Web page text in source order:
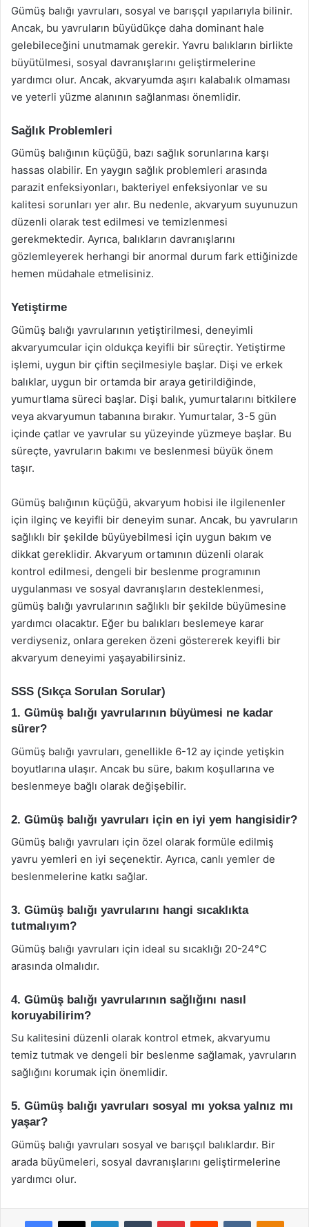
Gümüş balığı yavruları, sosyal ve barışçıl yapılarıyla bilinir.
Ancak, bu yavruların büyüdükçe daha dominant hale
gelebileceğini unutmamak gerekir. Yavru balıkların birlikte
büyütülmesi, sosyal davranışlarını geliştirmelerine
yardımcı olur. Ancak, akvaryumda aşırı kalabalık olmaması
ve yeterli yüzme alanının sağlanması önemlidir.
Sağlık Problemleri
Gümüş balığının küçüğü, bazı sağlık sorunlarına karşı
hassas olabilir. En yaygın sağlık problemleri arasında
parazit enfeksiyonları, bakteriyel enfeksiyonlar ve su
kalitesi sorunları yer alır. Bu nedenle, akvaryum suyunuzun
düzenli olarak test edilmesi ve temizlenmesi
gerekmektedir. Ayrıca, balıkların davranışlarını
gözlemleyerek herhangi bir anormal durum fark ettiğinizde
hemen müdahale etmelisiniz.
Yetiştirme
Gümüş balığı yavrularının yetiştirilmesi, deneyimli
akvaryumcular için oldukça keyifli bir süreçtir. Yetiştirme
işlemi, uygun bir çiftin seçilmesiyle başlar. Dişi ve erkek
balıklar, uygun bir ortamda bir araya getirildiğinde,
yumurtlama süreci başlar. Dişi balık, yumurtalarını bitkilere
veya akvaryumun tabanına bırakır. Yumurtalar, 3-5 gün
içinde çatlar ve yavrular su yüzeyinde yüzmeye başlar. Bu
süreçte, yavruların bakımı ve beslenmesi büyük önem
taşır.
Gümüş balığının küçüğü, akvaryum hobisi ile ilgilenenler
için ilginç ve keyifli bir deneyim sunar. Ancak, bu yavruların
sağlıklı bir şekilde büyüyebilmesi için uygun bakım ve
dikkat gereklidir. Akvaryum ortamının düzenli olarak
kontrol edilmesi, dengeli bir beslenme programının
uygulanması ve sosyal davranışların desteklenmesi,
gümüş balığı yavrularının sağlıklı bir şekilde büyümesine
yardımcı olacaktır. Eğer bu balıkları beslemeye karar
verdiyseniz, onlara gereken özeni göstererek keyifli bir
akvaryum deneyimi yaşayabilirsiniz.
SSS (Sıkça Sorulan Sorular)
1. Gümüş balığı yavrularının büyümesi ne kadar
sürer?
Gümüş balığı yavruları, genellikle 6-12 ay içinde yetişkin
boyutlarına ulaşır. Ancak bu süre, bakım koşullarına ve
beslenmeye bağlı olarak değişebilir.
2. Gümüş balığı yavruları için en iyi yem hangisidir?
Gümüş balığı yavruları için özel olarak formüle edilmiş
yavru yemleri en iyi seçenektir. Ayrıca, canlı yemler de
beslenmelerine katkı sağlar.
3. Gümüş balığı yavrularını hangi sıcaklıkta
tutmalıyım?
Gümüş balığı yavruları için ideal su sıcaklığı 20-24°C
arasında olmalıdır.
4. Gümüş balığı yavrularının sağlığını nasıl
koruyabilirim?
Su kalitesini düzenli olarak kontrol etmek, akvaryumu
temiz tutmak ve dengeli bir beslenme sağlamak, yavruların
sağlığını korumak için önemlidir.
5. Gümüş balığı yavruları sosyal mı yoksa yalnız mı
yaşar?
Gümüş balığı yavruları sosyal ve barışçıl balıklardır. Bir
arada büyümeleri, sosyal davranışlarını geliştirmelerine
yardımcı olur.
Facebook
X LinkedInTumblr PinterestReddit VKontakte